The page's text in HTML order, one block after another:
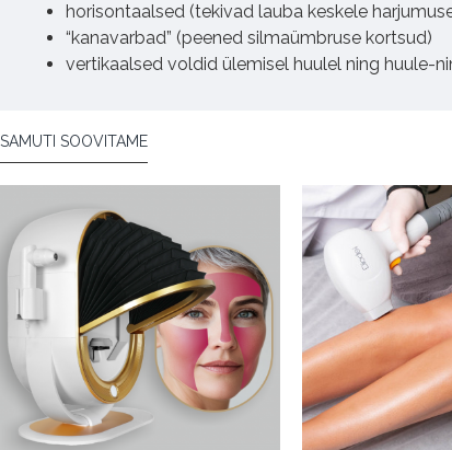
horisontaalsed (tekivad lauba keskele
“kanavarbad” (peened silmaümbruse kortsud)
vertikaalsed voldid ülemisel huulel ning huule-
SAMUTI SOOVITAME